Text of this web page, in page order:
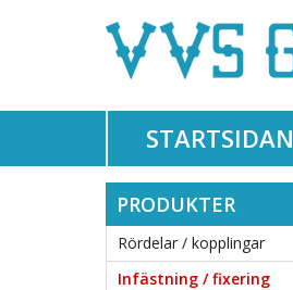
STARTSIDAN
PRODUKTER
Rördelar / kopplingar
Infästning / fixering